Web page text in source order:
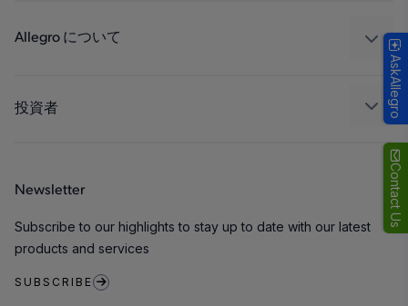
Contact Us
パッケージング
Allegro について
キャリア
お問い合わせ先
投資者
Newsletter
Subscribe to our highlights to stay up to date with our latest
products and services
SUBSCRIBE
AskAllegro